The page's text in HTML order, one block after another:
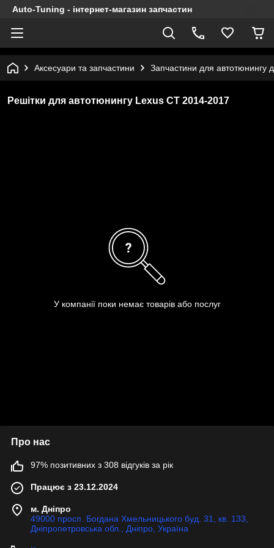
Auto-Tuning - інтернет-магазин запчастин
Аксесуари та запчастини Запчастини для автотюнингу
Решітки для автотюнингу Lexus CT 2014-2017
У компанії поки немає товарів або послуг
Про нас
97% позитивних з 308 відгуків за рік
Працює з 23.12.2024
м. Дніпро
49000 просп. Богдана Хмельницького буд. 31, кв. 133,
Дніпропетровська обл., Дніпро, Україна